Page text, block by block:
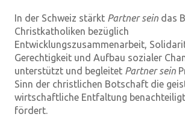
In der Schweiz stärkt Partner sein das
Christkatholiken bezüglich
Entwicklungszusammenarbeit,
Gerechtigkeit und Aufbau sozialer
unterstützt und begleitet Partner sein
Sinn der christlichen Botschaft die
wirtschaftliche Entfaltung
fördert.